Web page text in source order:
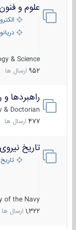
علوم و فنون
& Science
952 ارسال ها
راهبردها و
& Doctorian
477 ارسال ها
تاریخ نیروی
تاریخ
of the Navy
1,322 ارسال ها